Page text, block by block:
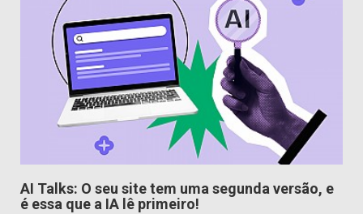
AI Talks: O seu site tem uma segunda versão, e
é essa que a IA lê primeiro!